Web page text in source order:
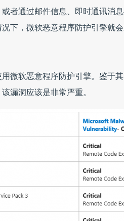
者通过邮件信息、即时通讯
下，微软恶意程序防护引擎就会
微软恶意程序防护引擎。鉴于其
漏洞应该是非常严重。